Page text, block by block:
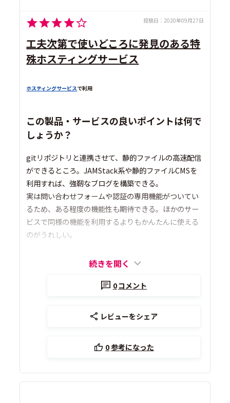
投稿日： 2020年09月27日
工夫次第で使いどころに発見のある特
殊ホスティングサービス
ホスティングサービスで利用
この製品・サービスの良いポイントは何で
しょうか？
gitリポジトリと連携させて、静的ファイルの高速配信
ができるところ。JAMStack系や静的ファイルCMSを
利用すれば、強靭なブログを構築できる。
実は問い合わせフォームや認証の専用機能がついてい
るため、ある程度の機能性も期待できる。ほかのサー
ビスで同様の機能を利用するよりもかんたんに使える
のがうれしい。
続きを開く
0コメント
レビューをシェア
0参考になった